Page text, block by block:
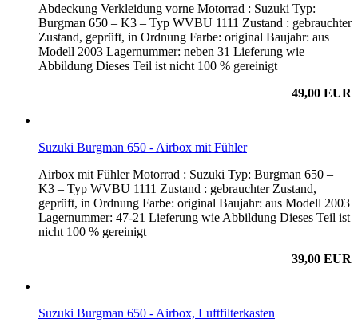
Abdeckung Verkleidung vorne Motorrad : Suzuki Typ:
Burgman 650 – K3 – Typ WVBU 1111 Zustand : gebrauchter
Zustand, geprüft, in Ordnung Farbe: original Baujahr: aus
Modell 2003 Lagernummer: neben 31 Lieferung wie
Abbildung Dieses Teil ist nicht 100 % gereinigt
49,00 EUR
Suzuki Burgman 650 - Airbox mit Fühler
Airbox mit Fühler Motorrad : Suzuki Typ: Burgman 650 –
K3 – Typ WVBU 1111 Zustand : gebrauchter Zustand,
geprüft, in Ordnung Farbe: original Baujahr: aus Modell 2003
Lagernummer: 47-21 Lieferung wie Abbildung Dieses Teil ist
nicht 100 % gereinigt
39,00 EUR
Suzuki Burgman 650 - Airbox, Luftfilterkasten